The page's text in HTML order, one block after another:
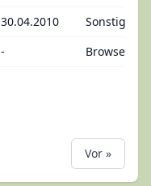
30.04.2010
Sonstige
- Browser
Vor »